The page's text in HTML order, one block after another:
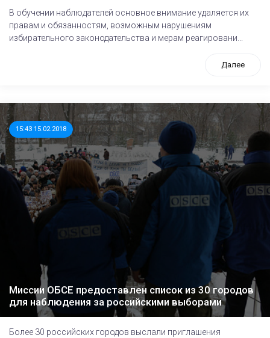
В обучении наблюдателей основное внимание удаляется их
правам и обязанностям, возможным нарушениям
избирательного законодательства и мерам реагировани...
Далее
15:43 15.02.2018
Миссии ОБСЕ предоставлен список из 30 городов
для наблюдения за российскими выборами
Более 30 российских городов выслали приглашения